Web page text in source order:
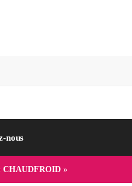
nous
CHAUDFROID »